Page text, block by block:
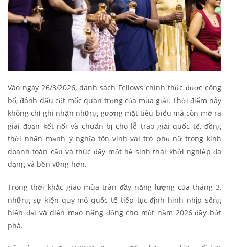
Vào ngày 26/3/2026, danh sách Fellows chính thức được công
bố, đánh dấu cột mốc quan trọng của mùa giải. Thời điểm này
không chỉ ghi nhận những gương mặt tiêu biểu mà còn mở ra
giai đoạn kết nối và chuẩn bị cho lễ trao giải quốc tế, đồng
thời nhấn mạnh ý nghĩa tôn vinh vai trò phụ nữ trong kinh
doanh toàn cầu và thúc đẩy một hệ sinh thái khởi nghiệp đa
dạng và bền vững hơn.
Trong thời khắc giao mùa tràn đầy năng lượng của tháng 3,
những sự kiện quy mô quốc tế tiếp tục định hình nhịp sống
hiện đại và diện mạo năng động cho một năm 2026 đầy bứt
phá.